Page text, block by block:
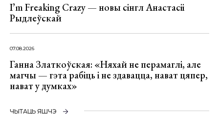
I’m Freaking Crazy — новы сінгл Анастасіі
Рыдлеўскай
07.08.2026
Ганна Златкоўская: «Няхай не перамаглі, але
магчы — гэта рабіць і не здавацца, нават цяпер,
нават у думках»
ЧЫТАЦЬ ЯШЧЭ